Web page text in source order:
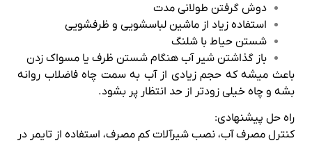
دوش گرفتن طولانی مدت
استفاده زیاد از ماشین لباسشویی و ظرفشویی
شستن حیاط با شلنگ
باز گذاشتن شیر آب هنگام شستن ظرف یا مسواک زدن
باعث میشه که حجم زیادی از آب به سمت چاه فاضلاب روانه
بشه و چاه خیلی زودتر از حد انتظار پر بشود.
راه‌ حل پیشنهادی:
کنترل مصرف آب، نصب شیرآلات کم مصرف، استفاده از تایمر در